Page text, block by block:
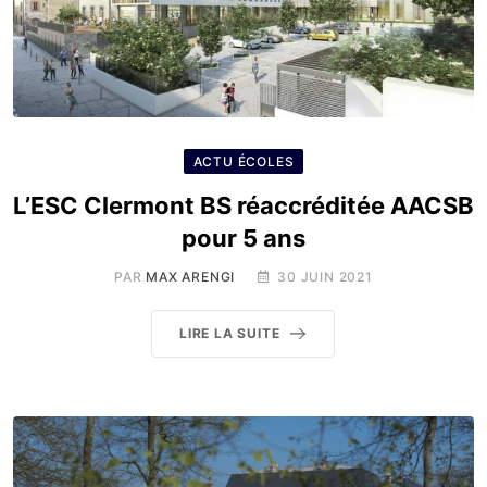
ACTU ÉCOLES
L’ESC Clermont BS réaccréditée AACSB
pour 5 ans
PAR MAX ARENGI 30 JUIN 2021
LIRE LA SUITE